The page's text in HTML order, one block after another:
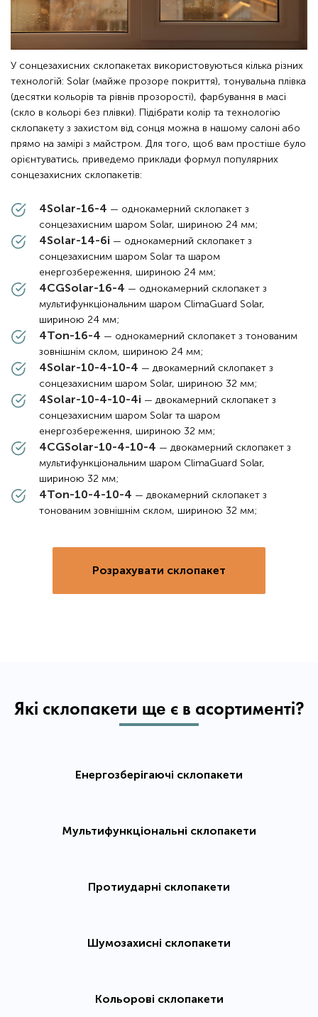
Склопакет однокамерний
розширений тонований
4Ton-24-4 32 мм
грн
Склопакет двокамерний
Solar з енергозбереженням
4Solar-10-
2 840
тонований
10-4
грн
Склопакет двокамерний
розширений Solar
4Solar-14-
4-14-4
2 695
грн
Склопакет двокамерний
розширений Solar з
енергозбереженням
4Solar-14-
4-14-4i
40 мм
2 920
грн
Склопакет двокамерний
розширений тонований
4Ton-14-4-
40 мм
3 985
У сонцезахисних склопакетах використовуються кілька різних
технологій: Solar (майже прозоре покриття), тонувальна плівка
(десятки кольорів та рівнів прозорості), фарбування в масі
(скло в кольорі без плівки). Підібрати колір та технологію
склопакету з захистом від сонця можна в нашому салоні або
прямо на замірі з майстром. Для того, щоб вам простіше було
орієнтуватись, приведемо приклади формул популярних
сонцезахисних склопакетів:
4Solar-16-4 — однокамерний склопакет з
сонцезахисним шаром Solar, шириною 24 мм;
4Solar-14-6i — однокамерний склопакет з
сонцезахисним шаром Solar та шаром
енергозбереження, шириною 24 мм;
4CGSolar-16-4 — однокамерний склопакет з
мультифункціональним шаром ClimaGuard Solar,
шириною 24 мм;
4Ton-16-4 — однокамерний склопакет з тонованим
зовнішнім склом, шириною 24 мм;
4Solar-10-4-10-4 — двокамерний склопакет з
сонцезахисним шаром Solar, шириною 32 мм;
4Solar-10-4-10-4i — двокамерний склопакет з
сонцезахисним шаром Solar та шаром
енергозбереження, шириною 32 мм;
4CGSolar-10-4-10-4 — двокамерний склопакет з
мультифункціональним шаром ClimaGuard Solar,
шириною 32 мм;
4Ton-10-4-10-4 — двокамерний склопакет з
тонованим зовнішнім склом, шириною 32 мм;
Розрахувати склопакет
Які склопакети ще є в асортименті?
Енергозберігаючі склопакети
Мультифункціональні склопакети
Протиударні склопакети
Шумозахисні склопакети
Кольорові склопакети